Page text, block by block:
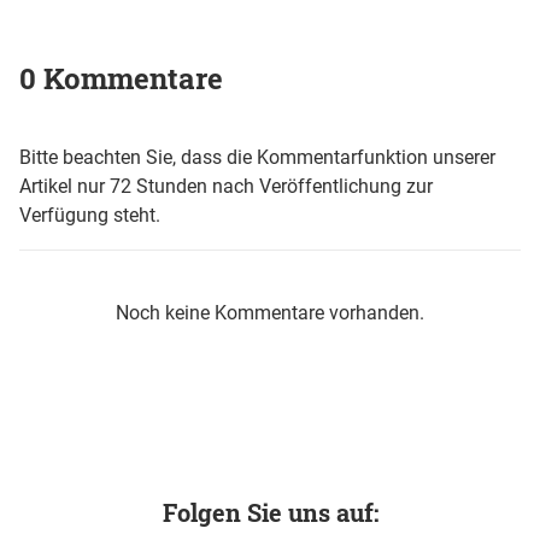
0 Kommentare
Bitte beachten Sie, dass die Kommentarfunktion unserer
Artikel nur 72 Stunden nach Veröffentlichung zur
Verfügung steht.
Noch keine Kommentare vorhanden.
Folgen Sie uns auf: